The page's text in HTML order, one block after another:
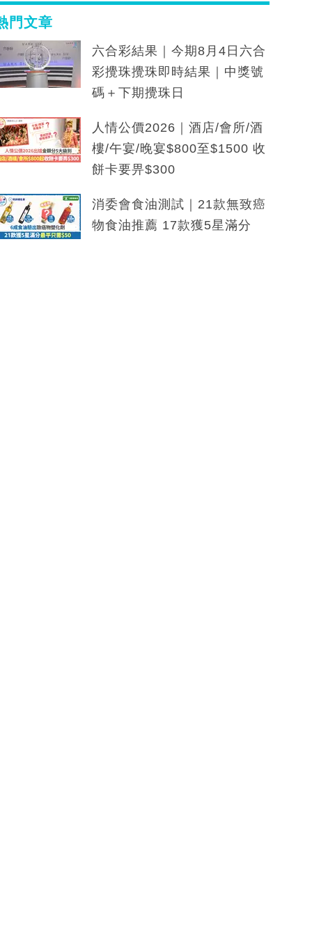
門文章
六合彩結果｜今期8月4日六合
彩攪珠攪珠即時結果｜中獎號
碼＋下期攪珠日
人情公價2026｜酒店/會所/酒
樓/午宴/晚宴$800至$1500 收
餅卡要畀$300
消委會食油測試｜21款無致癌
物食油推薦 17款獲5星滿分